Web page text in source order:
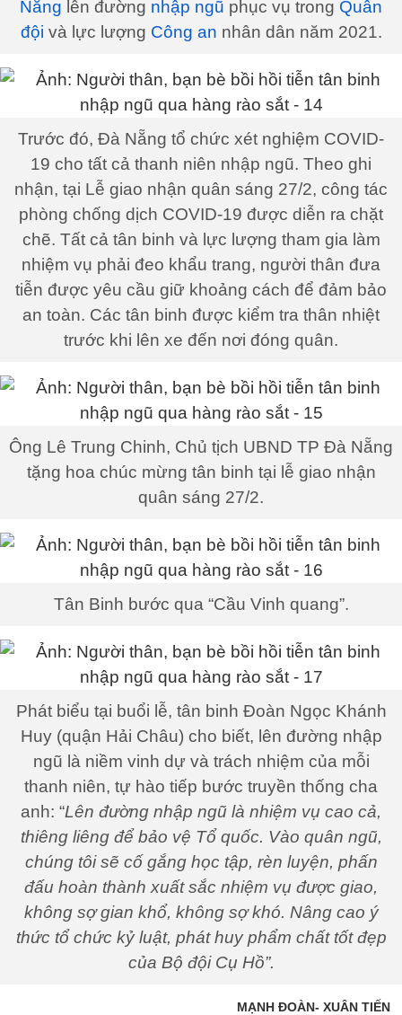
Nẵng lên đường nhập ngũ phục vụ trong Quân
đội và lực lượng Công an nhân dân năm 2021.
Trước đó, Đà Nẵng tổ chức xét nghiệm COVID-
19 cho tất cả thanh niên nhập ngũ. Theo ghi
nhận, tại Lễ giao nhận quân sáng 27/2, công tác
phòng chống dịch COVID-19 được diễn ra chặt
chẽ. Tất cả tân binh và lực lượng tham gia làm
nhiệm vụ phải đeo khẩu trang, người thân đưa
tiễn được yêu cầu giữ khoảng cách để đảm bảo
an toàn. Các tân binh được kiểm tra thân nhiệt
trước khi lên xe đến nơi đóng quân.
Ông Lê Trung Chinh, Chủ tịch UBND TP Đà Nẵng
tặng hoa chúc mừng tân binh tại lễ giao nhận
quân sáng 27/2.
Tân Binh bước qua “Cầu Vinh quang”.
Phát biểu tại buổi lễ, tân binh Đoàn Ngọc Khánh
Huy (quận Hải Châu) cho biết, lên đường nhập
ngũ là niềm vinh dự và trách nhiệm của mỗi
thanh niên, tự hào tiếp bước truyền thống cha
anh: “Lên đường nhập ngũ là nhiệm vụ cao cả,
thiêng liêng để bảo vệ Tổ quốc. Vào quân ngũ,
chúng tôi sẽ cố gắng học tập, rèn luyện, phấn
đấu hoàn thành xuất sắc nhiệm vụ được giao,
không sợ gian khổ, không sợ khó. Nâng cao ý
thức tổ chức kỷ luật, phát huy phẩm chất tốt đẹp
của Bộ đội Cụ Hồ”.
MẠNH ĐOÀN- XUÂN TIẾN